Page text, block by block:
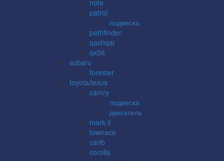
note
patrol
подвеска
pathfinder
qashqai
qx56
subaru
forester
toyota/lexus
camry
подвеска
двигатель
mark ii
townace
carib
corolla